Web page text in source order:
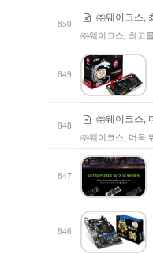
850
㈜웨이코스,
㈜웨이코스, 최고
849
848
㈜웨이코스,
㈜웨이코스, 더욱
847
846